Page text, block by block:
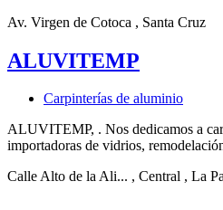
Av. Virgen de Cotoca , Santa Cruz
ALUVITEMP
Carpinterías de aluminio
ALUVITEMP, . Nos dedicamos a
importadoras de vidrios,
Calle Alto de la Ali... , Central , La